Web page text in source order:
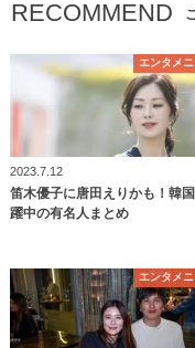
RECOMMEND
エンタメ
2023.7.12
笛木優子に唐田えりかも！韓
躍中の有名人まとめ
エンタメ